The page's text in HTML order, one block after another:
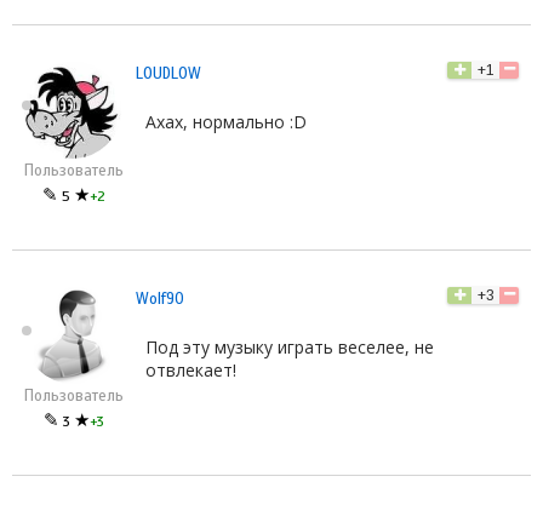
Пользователь
✎ 5 ★+2
LOUDLOW +1
Ахах, нормально :D
Пользователь
✎ 3 ★+3
Wolf90 +3
Под эту музыку играть веселее, не
отвлекает!